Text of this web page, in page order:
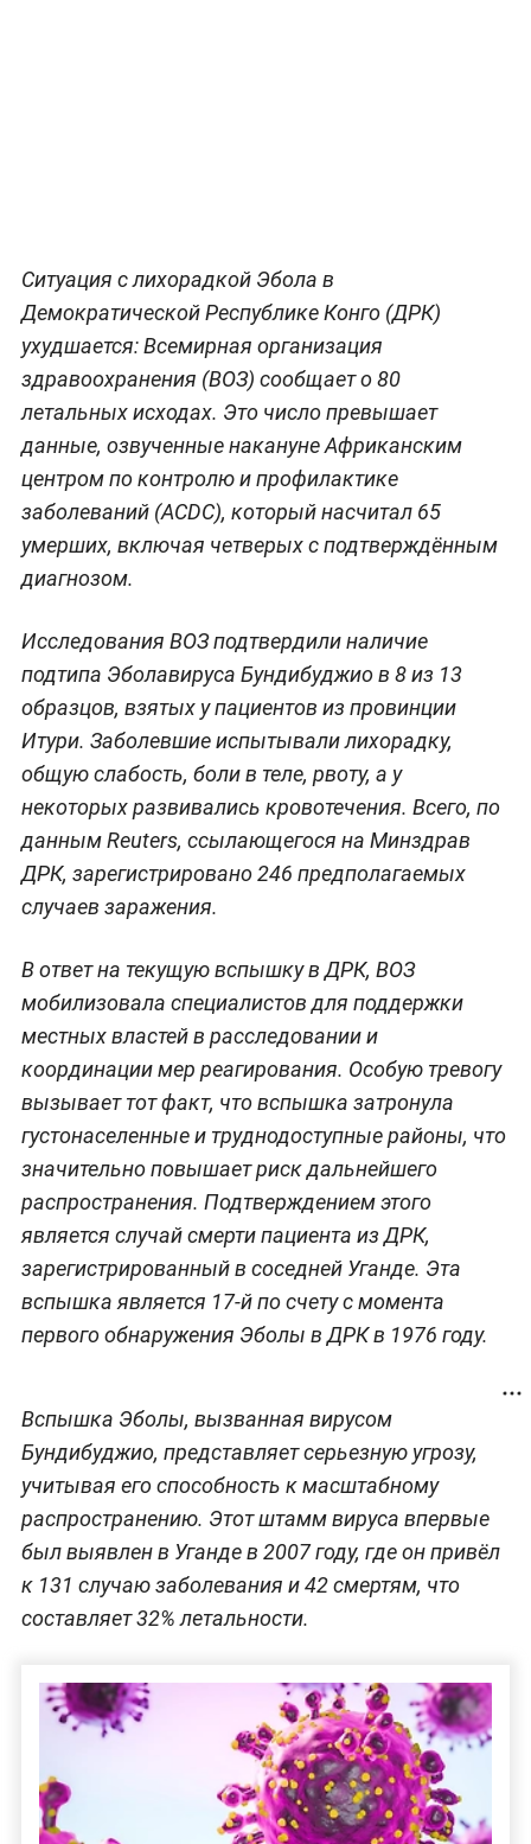
Ситуация с лихорадкой Эбола в
Демократической Республике Конго (ДРК)
ухудшается: Всемирная организация
здравоохранения (ВОЗ) сообщает о 80
летальных исходах. Это число превышает
данные, озвученные накануне Африканским
центром по контролю и профилактике
заболеваний (ACDC), который насчитал 65
умерших, включая четверых с подтверждённым
диагнозом.
Исследования ВОЗ подтвердили наличие
подтипа Эболавируса Бундибуджио в 8 из 13
образцов, взятых у пациентов из провинции
Итури. Заболевшие испытывали лихорадку,
общую слабость, боли в теле, рвоту, а у
некоторых развивались кровотечения. Всего, по
данным Reuters, ссылающегося на Минздрав
ДРК, зарегистрировано 246 предполагаемых
случаев заражения.
В ответ на текущую вспышку в ДРК, ВОЗ
мобилизовала специалистов для поддержки
местных властей в расследовании и
координации мер реагирования. Особую тревогу
вызывает тот факт, что вспышка затронула
густонаселенные и труднодоступные районы, что
значительно повышает риск дальнейшего
распространения. Подтверждением этого
является случай смерти пациента из ДРК,
зарегистрированный в соседней Уганде. Эта
вспышка является 17-й по счету с момента
первого обнаружения Эболы в ДРК в 1976 году.
Вспышка Эболы, вызванная вирусом
Бундибуджио, представляет серьезную угрозу,
учитывая его способность к масштабному
распространению. Этот штамм вируса впервые
был выявлен в Уганде в 2007 году, где он привёл
к 131 случаю заболевания и 42 смертям, что
составляет 32% летальности.